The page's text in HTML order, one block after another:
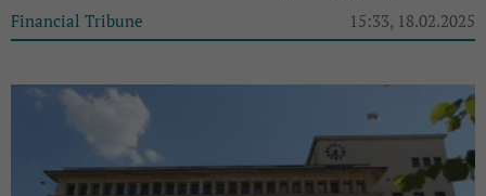
Financial Tribune 15:33, 18.02.2025